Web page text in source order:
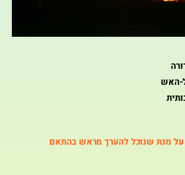
האש
מנת שנוכל להערך מראש בהתאם